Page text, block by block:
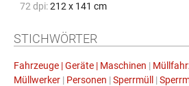
72 dpi: 212 x 141 cm
STICHWÖRTER
Fahrzeuge | Geräte | Maschinen |
Müllwerker | Personen | Sperrmüll |